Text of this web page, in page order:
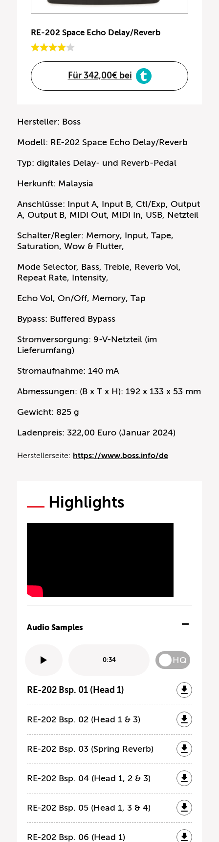
RE-202 Space Echo Delay/Reverb
Für 342,00€ bei
Hersteller: Boss
Modell: RE-202 Space Echo Delay/Reverb
Typ: digitales Delay- und Reverb-Pedal
Herkunft: Malaysia
Anschlüsse: Input A, Input B, Ctl/Exp, Output
A, Output B, MIDI Out, MIDI In, USB, Netzteil
Schalter/Regler: Memory, Input, Tape,
Saturation, Wow & Flutter,
Mode Selector, Bass, Treble, Reverb Vol,
Repeat Rate, Intensity,
Echo Vol, On/Off, Memory, Tap
Bypass: Buffered Bypass
Stromversorgung: 9-V-Netzteil (im
Lieferumfang)
Stromaufnahme: 140 mA
Abmessungen: (B x T x H): 192 x 133 x 53 mm
Gewicht: 825 g
Ladenpreis: 322,00 Euro (Januar 2024)
Herstellerseite: https://www.boss.info/de
Highlights
Audio Samples
0:34 HQ
RE-202 Bsp. 01 (Head 1)
RE-202 Bsp. 02 (Head 1 & 3)
RE-202 Bsp. 03 (Spring Reverb)
RE-202 Bsp. 04 (Head 1, 2 & 3)
RE-202 Bsp. 05 (Head 1, 3 & 4)
RE-202 Bsp. 06 (Head 1)